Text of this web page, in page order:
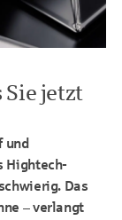
jetzt
und
Hightech-
Das
– verlangt